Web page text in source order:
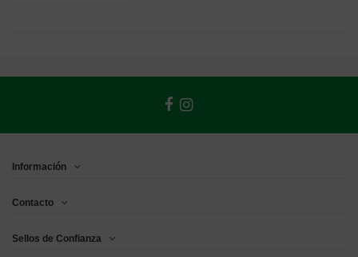
Información
Contacto
Sellos de Confianza